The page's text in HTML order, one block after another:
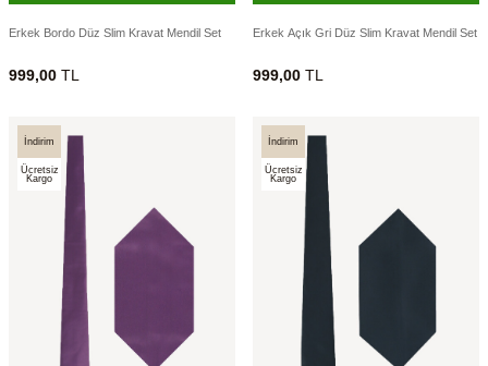
Erkek Bordo Düz Slim Kravat Mendil Set
999,00 TL
Erkek Açık Gri Düz Slim Kravat Mendil Set
999,00 TL
İndirim
Ücretsiz
Kargo
İndirim
Ücretsiz
Kargo